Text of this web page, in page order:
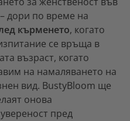
дори по време на
кърменето, когато
се връща в
възраст, когато
на намаляването на
вид. BustyBloom ще
онова
пред